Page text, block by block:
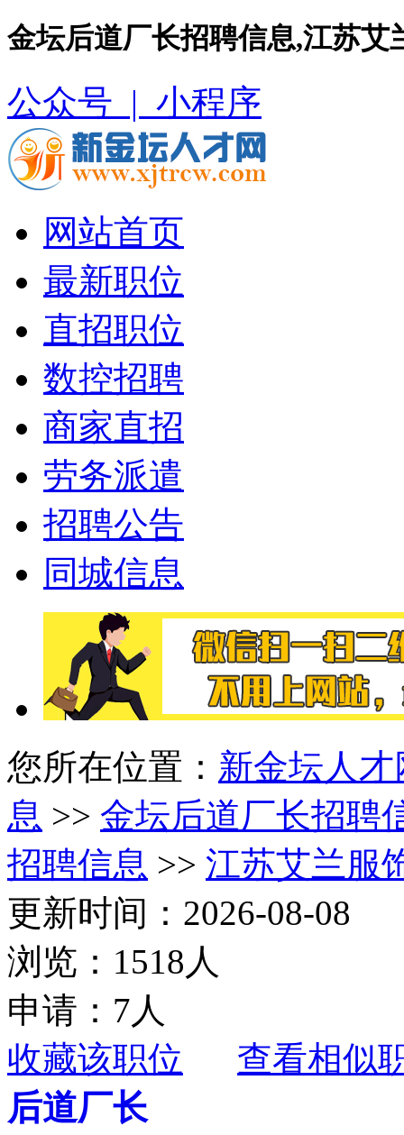
金坛后道厂长招聘信息,江苏
公众号 | 小程序
网站首页
最新职位
直招职位
数控招聘
商家直招
劳务派遣
招聘公告
同城信息
您所在位置： 新金坛人才
息 >> 金坛后道厂长招聘
招聘信息 >> 江苏艾兰服
更新时间：2026-08-08
浏览：1518人
申请：7人
收藏该职位
查看相似
后道厂长